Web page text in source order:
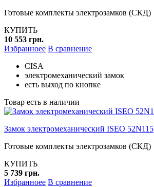
Готовые комплекты электрозамков (СКД)
КУПИТЬ
10 553 грн.
Избранноее В сравнение
CISA
электромеханический замок
есть выход по кнопке
Товар есть в наличии
Замок электромеханический ISEO 52N115
Готовые комплекты электрозамков (СКД)
КУПИТЬ
5 739 грн.
Избранноее В сравнение